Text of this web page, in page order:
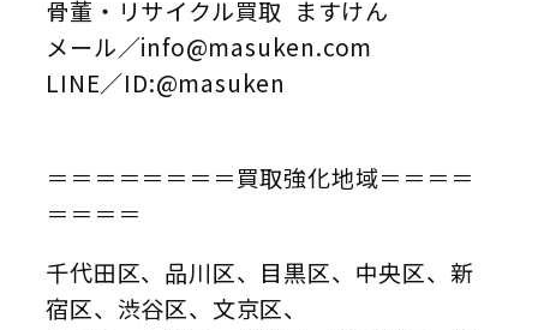
骨董・リサイクル買取 ますけん
メール／info@masuken.com
LINE／ID:@masuken
＝＝＝＝＝＝＝＝買取強化地域＝＝＝＝
＝＝＝＝
千代田区、品川区、目黒区、中央区、新
宿区、渋谷区、文京区、